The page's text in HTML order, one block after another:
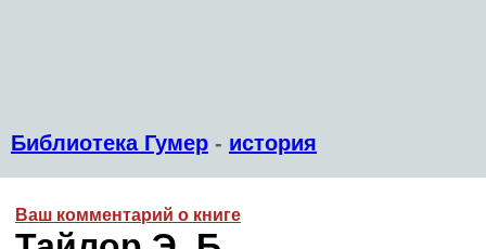
Библиотека Гумер - история
Ваш комментарий о книге